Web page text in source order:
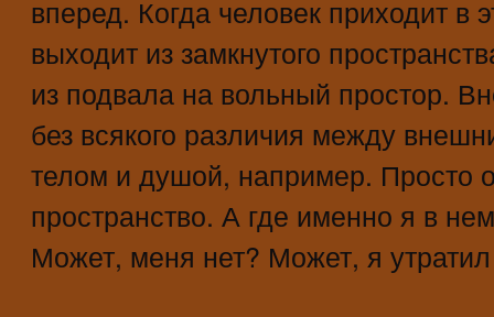
вперед. Когда человек приходит в
выходит из замкнутого
из подвала на вольный простор.
без всякого различия между
телом и душой, например. Просто
пространство. А где именно я в
Может, меня нет? Может, я